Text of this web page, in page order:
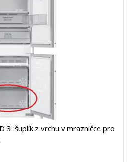
3. šuplík z vrchu v mrazničce pro